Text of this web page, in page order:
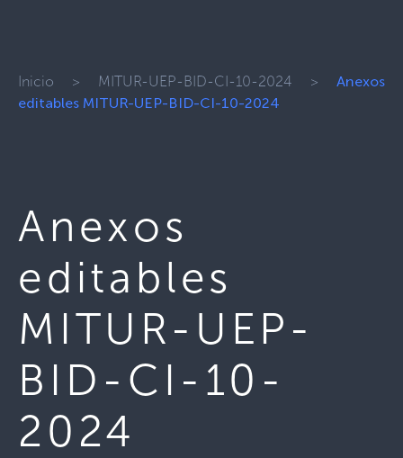
Inicio > MITUR-UEP-BID-CI-10-2024 > Anexos
editables MITUR-UEP-BID-CI-10-2024
Anexos
editables
MITUR-UEP-
BID-CI-10-
2024